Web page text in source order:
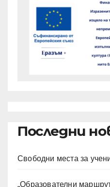
Последни
Свободни места за
„Образователни